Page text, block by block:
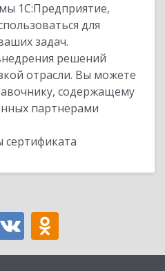
1С:Предприятие,
для
задач.
решений
отрасли. Вы можете
содержащему
партнерами